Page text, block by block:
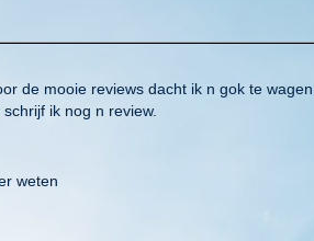
de mooie reviews dacht ik n gok te
ik nog n review.
weten